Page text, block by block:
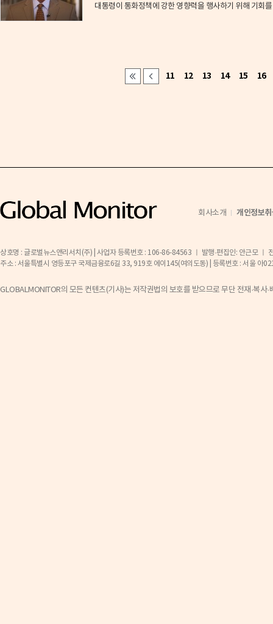
대통령이 통화정책에 강한 영향력을 행
11 12 13 14 15 16
회사소개 개인정보
상호명 : 글로벌뉴스앤리서치(주) | 사업자 등록번호 : 106-86-84563 ㅣ 발행·편집인: 안근모 ㅣ
주소 : 서울특별시 영등포구 국제금융로6길 33, 919호 에이145(여의도동) | 등록번호 : 서울
GLOBALMONITOR의 모든 컨텐츠(기사)는 저작권법의 보호를 받으므로 무단 전재·복사·